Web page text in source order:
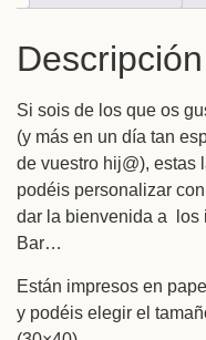
Descripción
Si sois de los que os
(y más en un día tan
de vuestro hij@), estas
podéis personalizar
dar la bienvenida a los
Bar…
Están impresos en
y podéis elegir el